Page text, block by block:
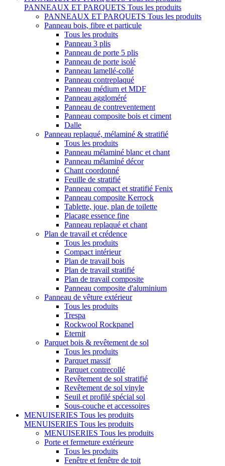
PANNEAUX ET PARQUETS Tous les produits
PANNEAUX ET PARQUETS Tous les produits
Panneau bois, fibre et particule
Tous les produits
Panneau 3 plis
Panneau de porte 5 plis
Panneau de porte isolé
Panneau lamellé-collé
Panneau contreplaqué
Panneau médium et MDF
Panneau aggloméré
Panneau de contreventement
Panneau composite bois et ciment
Dalle
Panneau replaqué, mélaminé & stratifié
Tous les produits
Panneau mélaminé blanc et chant
Panneau mélaminé décor
Chant coordonné
Feuille de stratifié
Panneau compact et stratifié Fenix
Panneau composite Kerrock
Tablette, joue, plan de toilette
Placage essence fine
Panneau replaqué et chant
Plan de travail et crédence
Tous les produits
Compact intérieur
Plan de travail bois
Plan de travail stratifié
Plan de travail composite
Panneau composite d'aluminium
Panneau de vêture extérieur
Tous les produits
Trespa
Rockwool Rockpanel
Eternit
Parquet bois & revêtement de sol
Tous les produits
Parquet massif
Parquet contrecollé
Revêtement de sol stratifié
Revêtement de sol vinyle
Seuil et profilé spécial sol
Sous-couche et accessoires
MENUISERIES Tous les produits
MENUISERIES Tous les produits
MENUISERIES Tous les produits
Porte et fermeture extérieure
Tous les produits
Fenêtre et fenêtre de toit